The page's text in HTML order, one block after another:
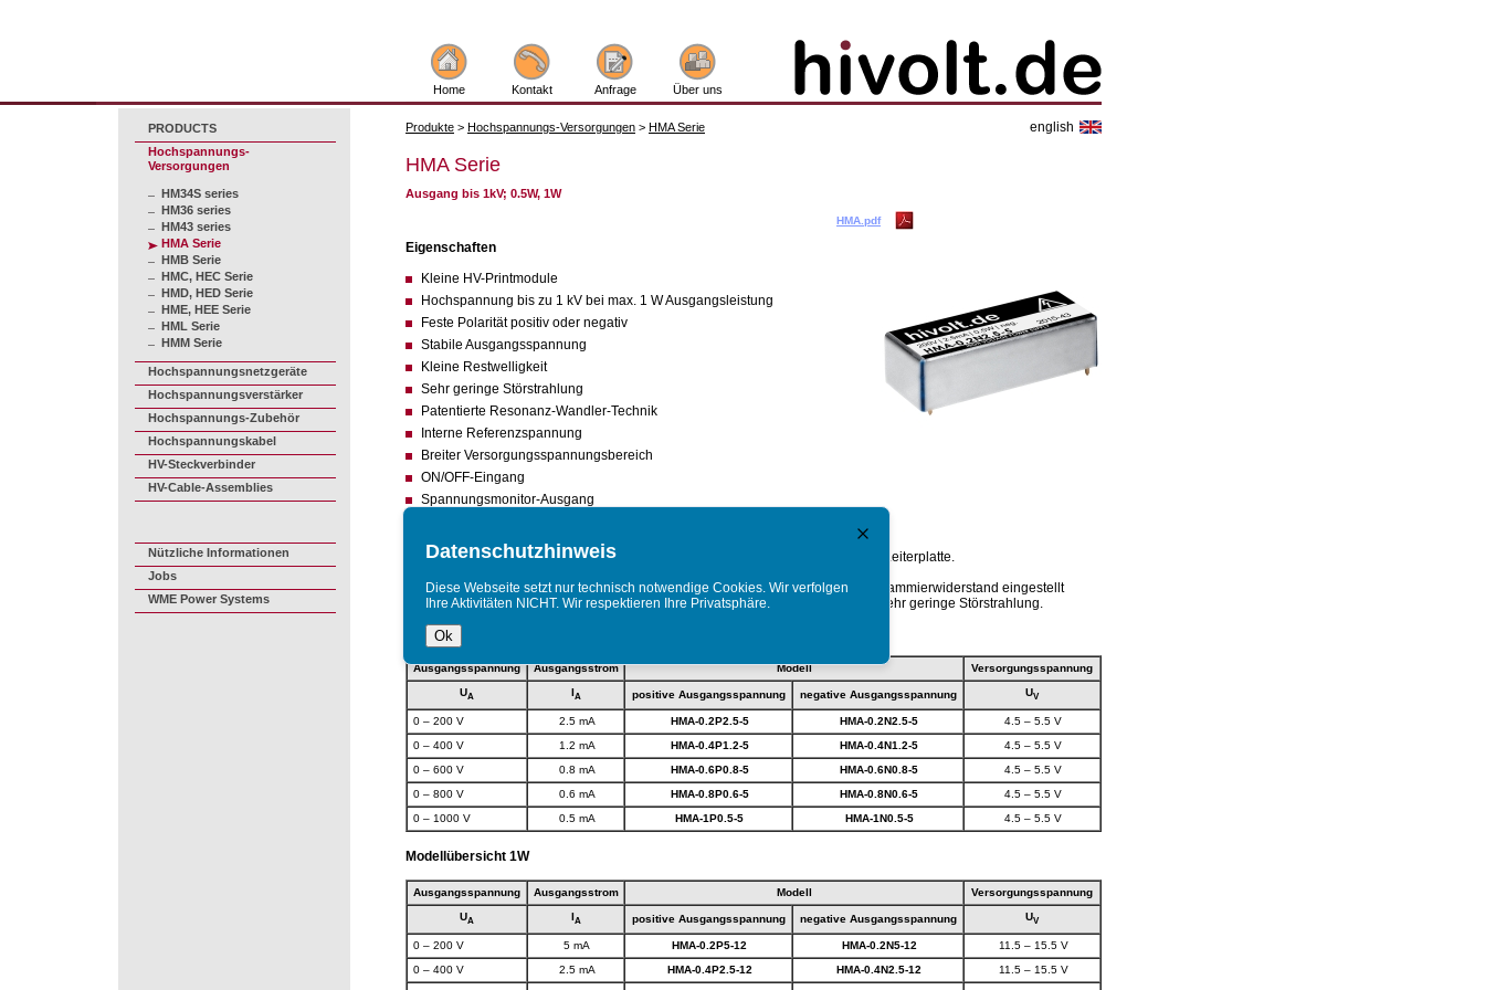
Home Kontakt Anfrage Über uns
PRODUCTS
Hochspannungs-
Versorgungen
HM34S series
HM36 series
HM43 series
HMA Serie
HMB Serie
HMC, HEC Serie
HMD, HED Serie
HME, HEE Serie
HML Serie
HMM Serie
Hochspannungsnetzgeräte
Hochspannungsverstärker
Hochspannungs-Zubehör
Hochspannungskabel
HV-Steckverbinder
HV-Cable-Assemblies
Nützliche Informationen
Jobs
WME Power Systems
Produkte > Hochspannungs-Versorgungen > HMA Serie english
HMA Serie
Ausgang bis 1kV; 0.5W, 1W
HMA.pdf
Eigenschaften
Kleine HV-Printmodule
Hochspannung bis zu 1 kV bei max. 1 W Ausgangsleistung
Feste Polarität positiv oder negativ
Stabile Ausgangsspannung
Kleine Restwelligkeit
Sehr geringe Störstrahlung
Patentierte Resonanz-Wandler-Technik
Interne Referenzspannung
Breiter Versorgungsspannungsbereich
ON/OFF-Eingang
Spannungsmonitor-Ausgang
Die Baureihe HMA umfasst kleine HV-Printmodule zur direkten Montage auf der Leiterplatte.
Die Ausgangsspannung kann mittels Steuerspannung, Potentiometer oder Programmierwiderstand eingestellt
werden. Das Metallgehäuse und die patentierte Wandlerschaltung garantieren sehr geringe Störstrahlung.
Modellübersicht 0.5W
Ausgangsspannung Ausgangsstrom Modell
Versorgungsspannung
UA IA positive Ausgangsspannung negative Ausgangsspannung UV
0 – 200 V 2.5 mA HMA-0.2P2.5-5 HMA-0.2N2.5-5
4.5 – 5.5 V
0 – 400 V
1.2 mA HMA-0.4P1.2-5 HMA-0.4N1.2-5
4.5 – 5.5 V
0 – 600 V
0.8 mA HMA-0.6P0.8-5 HMA-0.6N0.8-5
4.5 – 5.5 V
0 – 800 V
0.6 mA HMA-0.8P0.6-5 HMA-0.8N0.6-5
4.5 – 5.5 V
0 – 1000 V
0.5 mA HMA-1P0.5-5 HMA-1N0.5-5 4.5 – 5.5 V
Modellübersicht 1W
Ausgangsspannung Ausgangsstrom Modell
Versorgungsspannung
UA IA positive Ausgangsspannung negative Ausgangsspannung UV
0 – 200 V 5 mA HMA-0.2P5-12 HMA-0.2N5-12
11.5 – 15.5 V
0 – 400 V
2.5 mA HMA-0.4P2.5-12 HMA-0.4N2.5-12
11.5 – 15.5 V
Datenschutzhinweis
Diese Webseite setzt nur technisch notwendige Cookies. Wir verfolgen
Ihre Aktivitäten NICHT. Wir respektieren Ihre Privatsphäre.
Ok